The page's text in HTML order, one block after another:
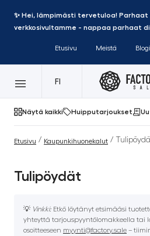
✨ Hei, lämpimästi tervetuloa!
verkkosivultamme - nappaa parhaat
Etusivu Meistä Blogi
FI
Näytä kaikki Huipputarjoukset
Etusivu / Kaupunkihuonekalut /
Tulipöydät
💡 Vinkki: Etkö löytänyt etsimääsi
yhteyttä tarjouspyyntölomakkeella tai
osoitteeseen myynti@factory.sale –